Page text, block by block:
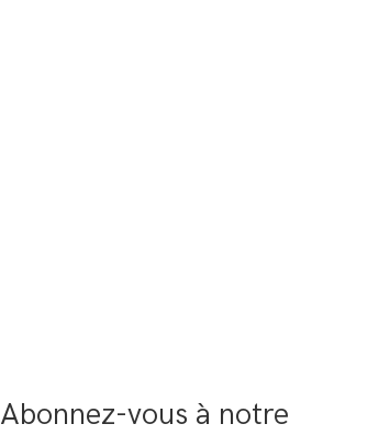
Abonnez-vous à notre